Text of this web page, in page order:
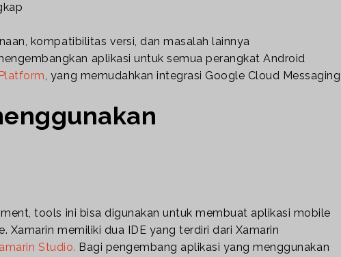
kompatibilitas versi, dan masalah lainnya
aplikasi untuk semua perangkat Android
, yang memudahkan integrasi Google Cloud Messaging
tools ini bisa digunakan untuk membuat aplikasi mobile
Xamarin memiliki dua IDE yang terdiri dari Xamarin
Studio. Bagi pengembang aplikasi yang menggunakan